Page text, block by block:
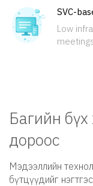
SVC-
Low
Багийн
дороос
Мэдээллийн
бүтцүүдийг